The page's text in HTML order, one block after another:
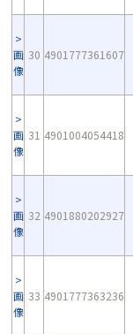
画
像
30 4901777361607
画
像
31 4901004054418
画
像
32 4901880202927
画
像
33 4901777363236